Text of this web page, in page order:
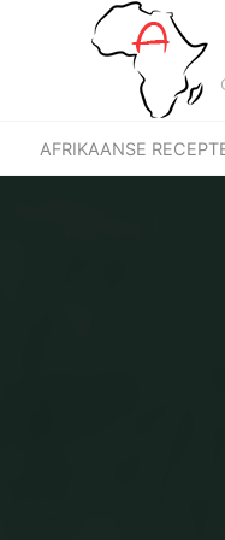
AFRIKAANSE